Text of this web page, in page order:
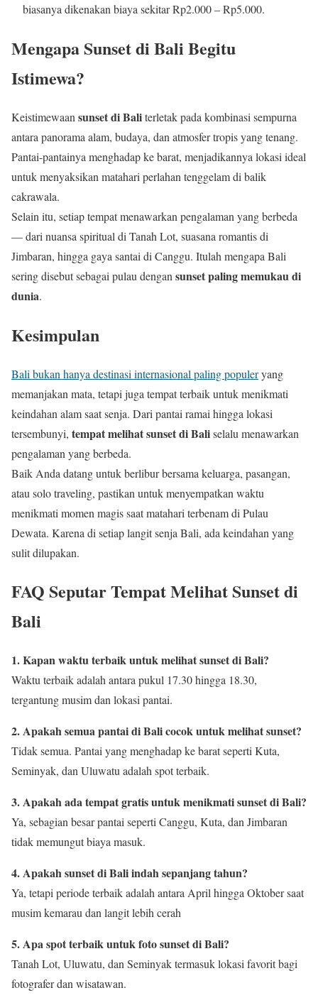
biasanya dikenakan biaya sekitar Rp2.000 – Rp5.000.
Mengapa Sunset di Bali Begitu
Istimewa?
Keistimewaan sunset di Baliterletak pada kombinasi sempurna
antara panorama alam, budaya, dan atmosfer tropis yang tenang.
Pantai-pantainya menghadap ke barat, menjadikannya lokasi ideal
untuk menyaksikan matahari perlahan tenggelam di balik
cakrawala.
Selain itu, setiap tempat menawarkan pengalaman yang berbeda
— dari nuansa spiritual di Tanah Lot, suasana romantis di
Jimbaran, hingga gaya santai di Canggu. Itulah mengapa Bali
sering disebut sebagai pulau dengan sunset paling memukau di
dunia.
Kesimpulan
Bali bukan hanya destinasi internasional paling populeryang
memanjakan mata, tetapi juga tempat terbaik untuk menikmati
keindahan alam saat senja. Dari pantai ramai hingga lokasi
tersembunyi, tempat melihat sunset di Baliselalu menawarkan
pengalaman yang berbeda.
Baik Anda datang untuk berlibur bersama keluarga, pasangan,
atau solo traveling, pastikan untuk menyempatkan waktu
menikmati momen magis saat matahari terbenam di Pulau
Dewata. Karena di setiap langit senja Bali, ada keindahan yang
sulit dilupakan.
FAQ Seputar Tempat Melihat Sunset di
Bali
1. Kapan waktu terbaik untuk melihat sunset di Bali?
Waktu terbaik adalah antara pukul 17.30 hingga 18.30,
tergantung musim dan lokasi pantai.
2. Apakah semua pantai di Bali cocok untuk melihat sunset?
Tidak semua. Pantai yang menghadap ke barat seperti Kuta,
Seminyak, dan Uluwatu adalah spot terbaik.
3. Apakah ada tempat gratis untuk menikmati sunset di Bali?
Ya, sebagian besar pantai seperti Canggu, Kuta, dan Jimbaran
tidak memungut biaya masuk.
4. Apakah sunset di Bali indah sepanjang tahun?
Ya, tetapi periode terbaik adalah antara April hingga Oktober saat
musim kemarau dan langit lebih cerah
5. Apa spot terbaik untuk foto sunset di Bali?
Tanah Lot, Uluwatu, dan Seminyak termasuk lokasi favorit bagi
fotografer dan wisatawan.